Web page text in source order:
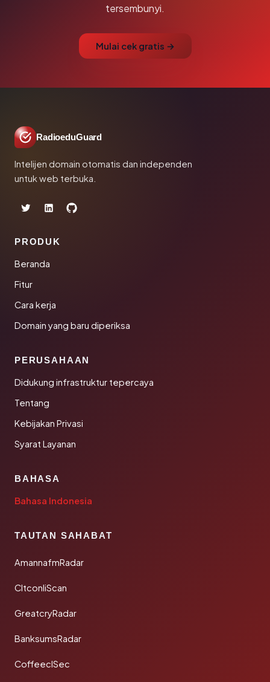
tersembunyi.
Mulai cek gratis →
RadioeduGuard
Intelijen domain otomatis dan independen
untuk web terbuka.
PRODUK
Beranda
Fitur
Cara kerja
Domain yang baru diperiksa
PERUSAHAAN
Didukung infrastruktur tepercaya
Tentang
Kebijakan Privasi
Syarat Layanan
BAHASA
Bahasa Indonesia
TAUTAN SAHABAT
AmannafmRadar
CltconliScan
GreatcryRadar
BanksumsRadar
CoffeeclSec